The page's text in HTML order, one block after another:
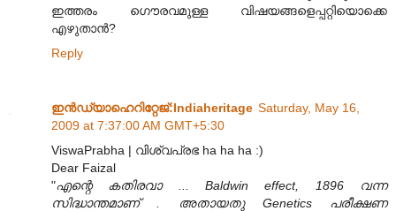
ഇത്തരം ഗൌരവമുള്ള വിഷയങ്ങളെപ്പറ്റിയൊക്കെ
എഴുതാൻ?
Reply
ഇന്‍ഡ്യാഹെറിറ്റേജ്‌:Indiaheritage Saturday, May 16,
2009 at 7:37:00 AM GMT+5:30
ViswaPrabha | വിശ്വപ്രഭ ha ha ha :)
Dear Faizal
"എന്റെ കതിരവാ ... Baldwin effect, 1896 വന്ന
സിദ്ധാന്തമാണ്‌ . അതായതു Genetics പരീക്ഷണ